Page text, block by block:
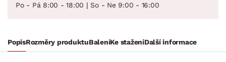
Po - Pá 8:00 - 18:00 | So - Ne 9:00 - 16:00
PopisRozměry produktuBaleníKe staženíDalší informace